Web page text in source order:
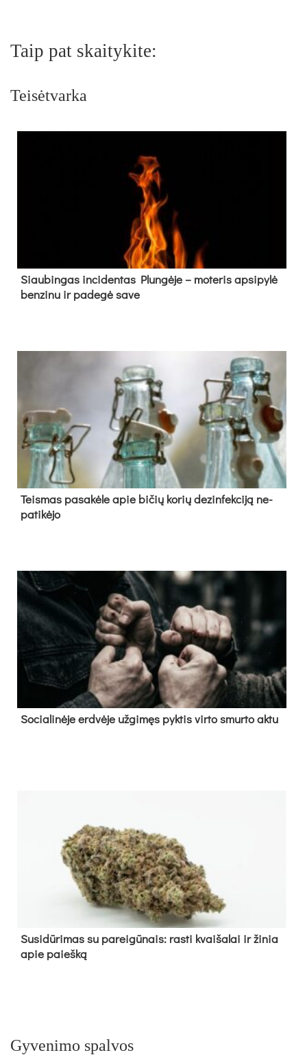
Taip pat skaitykite:
Teisėtvarka
Siau­bin­gas in­ci­den­tas Plun­gė­je – mo­te­ris ap­si­py­lė
ben­zi­nu ir pa­de­gė sa­ve
Teis­mas pa­sa­kė­le apie bi­čių ko­rių de­zin­fek­ci­ją ne­
pa­ti­kė­jo
So­cia­li­nė­je erd­vė­je už­gi­męs pyk­tis vir­to smur­to ak­tu
Su­si­dū­ri­mas su pa­rei­gū­nais: ras­ti kvai­ša­lai ir ži­nia
apie paieš­ką
Gyvenimo spalvos